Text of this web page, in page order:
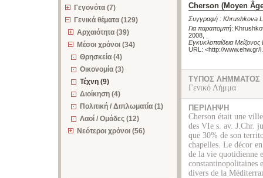
Γεγονότα (7)
Γενικά θέματα (129)
Αρχαιότητα (39)
Μέσοι χρόνοι (34)
Θρησκεία (4)
Οικονομία (3)
Τέχνη (9)
Διοίκηση (4)
Πολιτική / Διπλωματία (1)
Λαοί / Ομάδες (12)
Νεότεροι χρόνοι (56)
Cherson (Moyen
Συγγραφή : Khrushkova
Για παραπομπή:
2008
Εγκυκλοπαίδεια
URL: <http://www.ehw.gr/
ΤΥΠΟΣ ΛΗΜΜΑΤΟΣ
Γενικό Λήμμα
ΠΕΡΙΛΗΨΗ
Cherson était une
des VIe s. av. J.Chr.
que 30% de son
chapelles. Le décor
de la vie quotidienne
constantinopolitaines
divers de la